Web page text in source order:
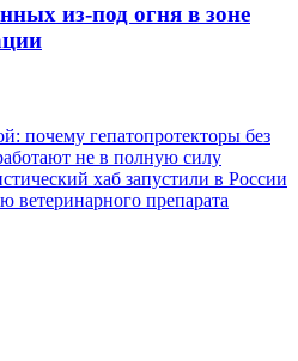
из-под огня в зоне
почему гепатопротекторы без
не в полную силу
хаб запустили в России
препарата